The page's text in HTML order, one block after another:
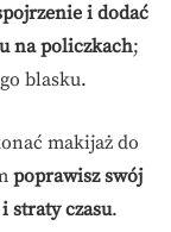
i dodać
na policzkach;
blasku.
makijaż do
poprawisz swój
straty czasu.